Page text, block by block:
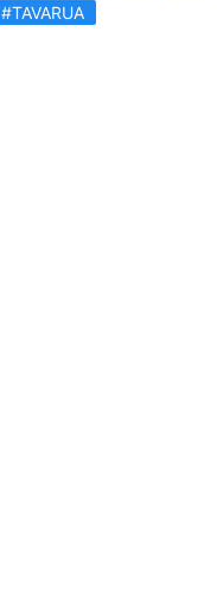
#TAVARUA